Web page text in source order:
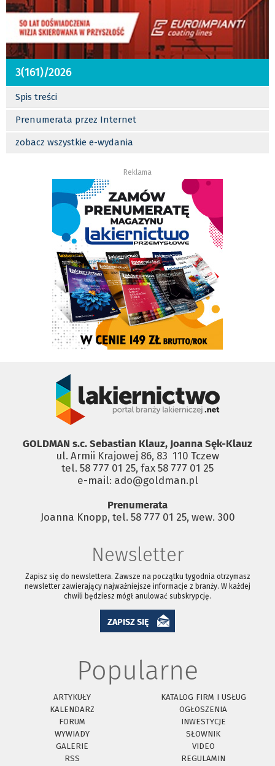
3(161)/2026
Spis treści
Prenumerata przez Internet
zobacz wszystkie e-wydania
Reklama
GOLDMAN s.c. Sebastian Klauz, Joanna Sęk-Klauz
ul. Armii Krajowej 86, 83 ­ 110 Tczew
tel. 58 777 01 25, fax 58 777 01 25
e-mail: ado@goldman.pl
Prenumerata
Joanna Knopp, tel. 58 777 01 25, wew. 300
Newsletter
Zapisz się do newslettera. Zawsze na początku tygodnia otrzymasz
newsletter zawierający najważniejsze informacje z branży. W każdej
chwili będziesz mógł anulować subskrypcję.
ZAPISZ SIĘ
Popularne
ARTYKUŁY
KATALOG FIRM I USŁUG
KALENDARZ
OGŁOSZENIA
FORUM
INWESTYCJE
WYWIADY
SŁOWNIK
GALERIE
VIDEO
RSS
REGULAMIN